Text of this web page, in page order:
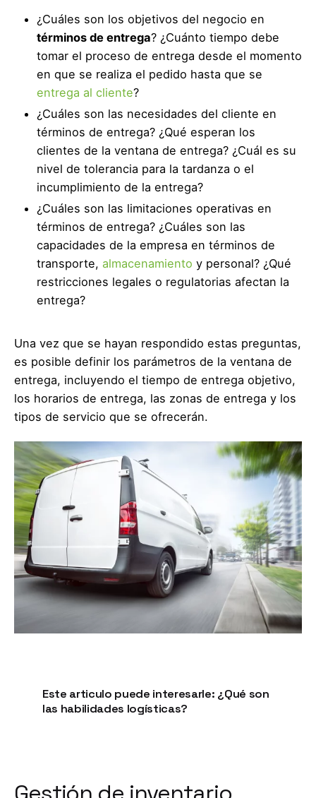
¿Cuáles son los objetivos del negocio en
términos de entrega? ¿Cuánto tiempo debe
tomar el proceso de entrega desde el momento
en que se realiza el pedido hasta que se
entrega al cliente?
¿Cuáles son las necesidades del cliente en
términos de entrega? ¿Qué esperan los
clientes de la ventana de entrega? ¿Cuál es su
nivel de tolerancia para la tardanza o el
incumplimiento de la entrega?
¿Cuáles son las limitaciones operativas en
términos de entrega? ¿Cuáles son las
capacidades de la empresa en términos de
transporte, almacenamiento y personal? ¿Qué
restricciones legales o regulatorias afectan la
entrega?
Una vez que se hayan respondido estas preguntas,
es posible definir los parámetros de la ventana de
entrega, incluyendo el tiempo de entrega objetivo,
los horarios de entrega, las zonas de entrega y los
tipos de servicio que se ofrecerán.
Este articulo puede interesarle: ¿Qué son
las habilidades logísticas?